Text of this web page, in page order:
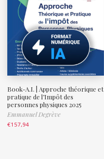
Book-A.I. | Approche théorique et
pratique de l’Impôt des
personnes physiques 2025
Emmanuel Degrève
€157,94